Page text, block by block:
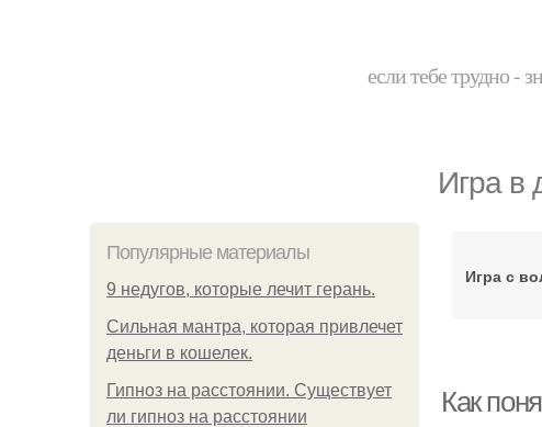
если тебе трудно -
Игра в
Популярные материалы
9 недугов, которые лечит герань.
Сильная мантра, которая привлечет
деньги в кошелек.
Гипноз на расстоянии. Существует
ли гипноз на расстоянии
Игра с
Как